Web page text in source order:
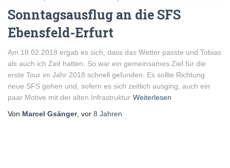
Sonntagsausflug an die SFS
Ebensfeld-Erfurt
Am 18.02.2018 ergab es sich, dass das Wetter passte und Tobias
als auch ich Zeit hatten. So war ein gemeinsames Ziel für die
erste Tour im Jahr 2018 schnell gefunden: Es sollte Richtung
neue SFS gehen und, sofern es sich zeitlich ausging, auch ein
paar Motive mit der alten Infrastruktur Weiterlesen
Von Marcel Gsänger, vor 8 Jahren